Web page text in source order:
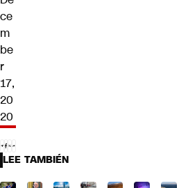
ce
m
be
r
17,
20
20
LEE TAMBIÉN